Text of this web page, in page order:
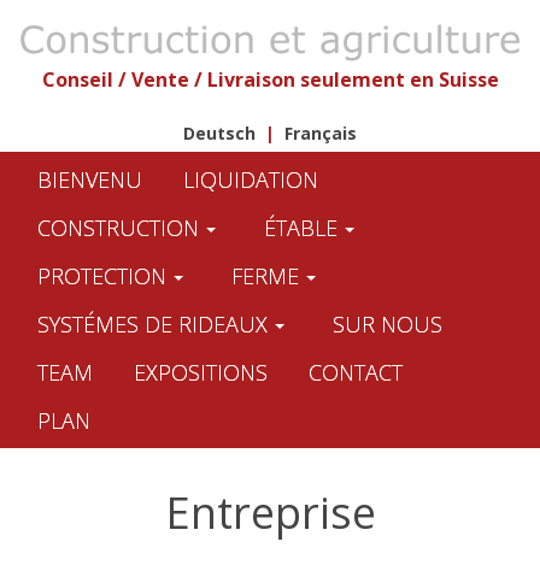
Conseil / Vente / Livraison seulement en Suisse
Deutsch | Français
BIENVENU
LIQUIDATION
CONSTRUCTION
ÉTABLE
PROTECTION
FERME
SYSTÉMES DE RIDEAUX
SUR NOUS
TEAM
EXPOSITIONS
CONTACT
PLAN
Entreprise